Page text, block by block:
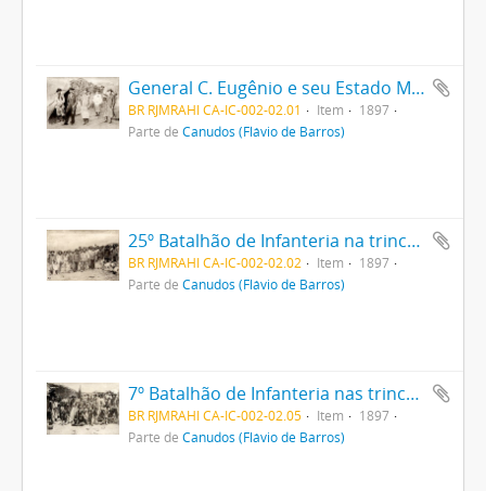
General C. Eugênio e seu Estado Maior
BR RJMRAHI CA-IC-002-02.01 Item
1897
Parte de Canudos (Flávio de Barros)
25º Batalhão de Infanteria na trincheira
BR RJMRAHI CA-IC-002-02.02 Item
1897
Parte de Canudos (Flávio de Barros)
7º Batalhão de Infanteria nas trincheiras
BR RJMRAHI CA-IC-002-02.05 Item
1897
Parte de Canudos (Flávio de Barros)